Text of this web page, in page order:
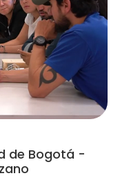
de Bogotá -